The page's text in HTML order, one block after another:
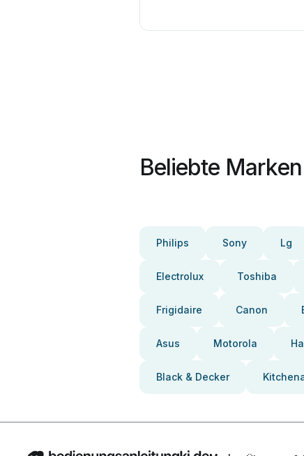
Beliebte Marken
Philips Sony Lg
Electrolux Toshiba
Frigidaire Canon
Asus Motorola
Black & Decker